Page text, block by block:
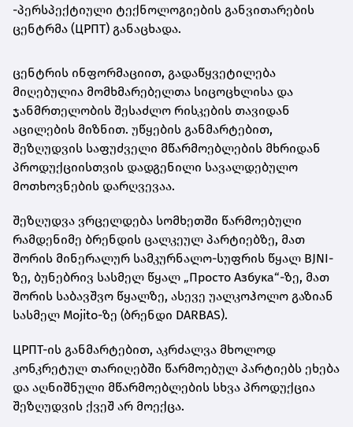
-პერსპექტიული ტექნოლოგიების განვითარების
ცენტრმა (ЦРПТ) განაცხადა.
ცენტრის ინფორმაციით, გადაწყვეტილება
მიღებულია მომხმარებელთა სიცოცხლისა და
ჯანმრთელობის შესაძლო რისკების თავიდან
აცილების მიზნით. უწყების განმარტებით,
შეზღუდვის საფუძველი მწარმოებლების მხრიდან
პროდუქციისთვის დადგენილი სავალდებულო
მოთხოვნების დარღვევაა.
შეზღუდვა ვრცელდება სომხეთში წარმოებული
რამდენიმე ბრენდის ცალკეულ პარტიებზე, მათ
შორის მინერალურ სამკურნალო-სუფრის წყალ BJNI-
ზე, ბუნებრივ სასმელ წყალ „Просто Азбука“-ზე, მათ
შორის საბავშვო წყალზე, ასევე უალკოჰოლო გაზიან
სასმელ Mojito-ზე (ბრენდი DARBAS).
ЦРПТ-ის განმარტებით, აკრძალვა მხოლოდ
კონკრეტულ თარიღებში წარმოებულ პარტიებს ეხება
და აღნიშნული მწარმოებლების სხვა პროდუქცია
შეზღუდვის ქვეშ არ მოექცა.